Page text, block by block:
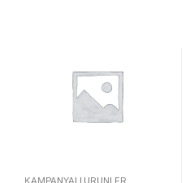
KAMPANYALI ÜRÜNLER